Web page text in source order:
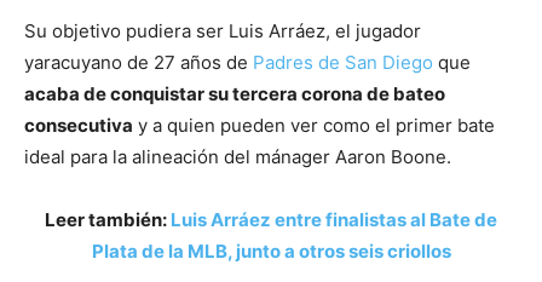
Su objetivo pudiera ser Luis Arráez, el jugador
yaracuyano de 27 años de Padres de San Diego que
acaba de conquistar su tercera corona de bateo
consecutiva y a quien pueden ver como el primer bate
ideal para la alineación del mánager Aaron Boone.
Leer también: Luis Arráez entre finalistas al Bate de
Plata de la MLB, junto a otros seis criollos